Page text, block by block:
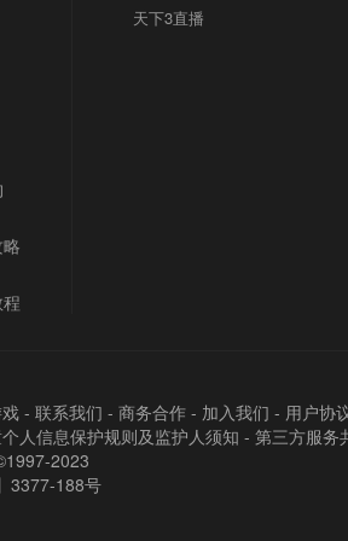
天下3直播
- 联系我们 - 商务合作 - 加入我们 - 用户协
人信息保护规则及监护人须知 - 第三方服务
2023
3377-188号